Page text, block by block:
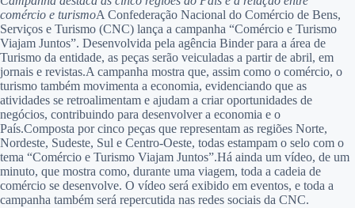
comércio e turismoA Confederação Nacional do Comércio de Bens,
Serviços e Turismo (CNC) lança a campanha “Comércio e Turismo
Viajam Juntos”. Desenvolvida pela agência Binder para a área de
Turismo da entidade, as peças serão veiculadas a partir de abril, em
jornais e revistas.A campanha mostra que, assim como o comércio, o
turismo também movimenta a economia, evidenciando que as
atividades se retroalimentam e ajudam a criar oportunidades de
negócios, contribuindo para desenvolver a economia e o
País.Composta por cinco peças que representam as regiões Norte,
Nordeste, Sudeste, Sul e Centro-Oeste, todas estampam o selo com o
tema “Comércio e Turismo Viajam Juntos”.Há ainda um vídeo, de um
minuto, que mostra como, durante uma viagem, toda a cadeia de
comércio se desenvolve. O vídeo será exibido em eventos, e toda a
campanha também será repercutida nas redes sociais da CNC.